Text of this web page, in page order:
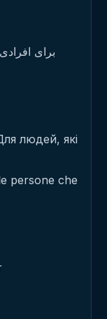
людей, які
persone che